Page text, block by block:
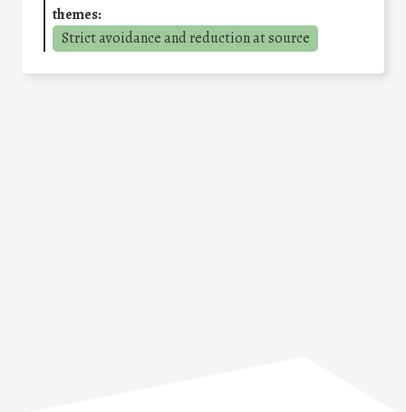
themes:
Strict avoidance and reduction at source